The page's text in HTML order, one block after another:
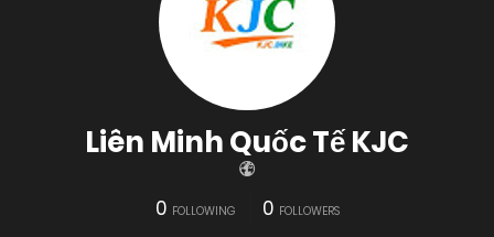
Liên Minh Quốc Tế KJC
0 FOLLOWING 0 FOLLOWERS